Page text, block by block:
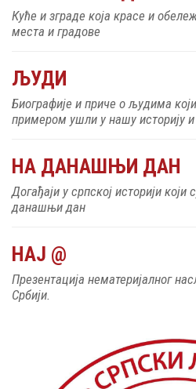
Куће и зграде која красе и
места и градове
ЉУДИ
Биографије и приче о људима
примером ушли у нашу историју и
НА ДАНАШЊИ ДАН
Догађаји у српској историји који
данашњи дан
НАЈ @
Презентација нематеријалног
Србији.